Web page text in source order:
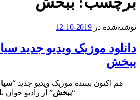
نوشته‌شده در 2019-10-12
دانلود موزیک ویدیو جدید
ببخش
هم اکنون بیننده موزیک ویدیو جدید “
“ببخش” از رادیو جوان